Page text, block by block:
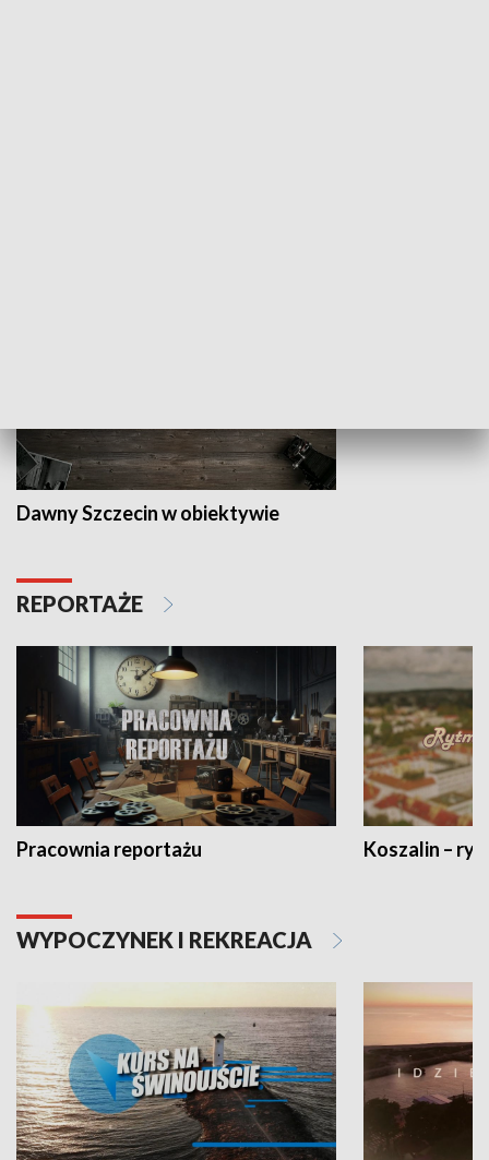
Dawny Szczecin w obiektywie
REPORTAŻE
Pracownia reportażu Koszalin –
WYPOCZYNEK I REKREACJA